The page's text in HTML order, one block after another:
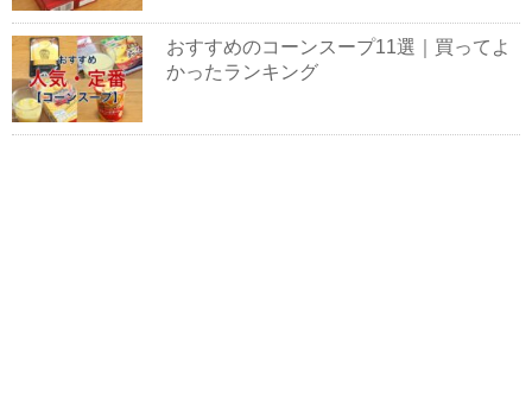
おすすめのコーンスープ11選｜買ってよ
かったランキング